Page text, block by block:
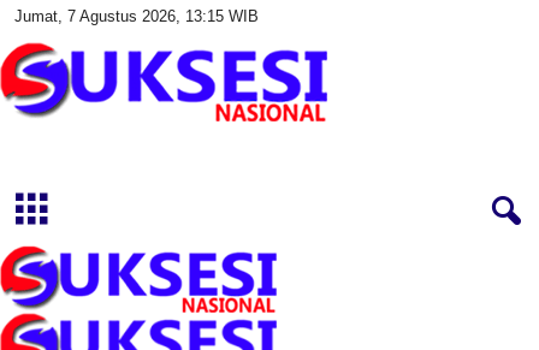
Jumat, 7 Agustus 2026, 13:15 WIB
s
i
a